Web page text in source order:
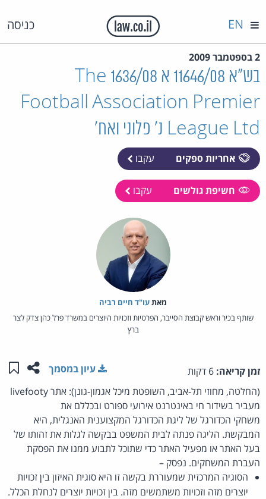
כניסה EN
2 בספטמבר 2009
בש"א 11646/08 א 1636/08 The
Football Association Premier
League Ltd נ' פלוני ואח'
אחריות ספקים עקבו
חשיפת גולשים עקבו
מאת‏עו"ד חיים רביה
שותף בכיר וראש קבוצת הסייבר, הפרטיות וזכויות היוצרים במשרד פרל כהן צדק לצר
ברץ
זמן קריאה: שתפו
עיון במסמך
(החלטה, מחוזי תל-אביב, השופטת מיכל אגמון-גונן): אתר livefooty
מעביר בשידור חי באינטרנט אירועי ספורט ובכללם את
משחקי הכדורגל של ליגת הכדורגל המקצוענית האנגלית, היא
המבקשת. הליגה פנתה לבית המשפט בבקשה לגלות את זהותו של
בעל האתר או מפעיל האתר כדי שתוכל לתבוע ממנו את הפסקת
העברת המשחקים. נפסק –
הסוגיה המרכזית שמעוררת בקשה זו היא סוגית האיזון בין זכויות
יוצרים מזה וזכויות משתמשים מזה. בין זכויות יוצרים לנחלת הכלל.